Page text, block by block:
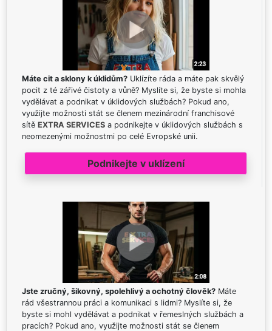
Máte cit a sklony k úklidům? Uklízíte ráda a máte pak skvělý
pocit z té zářivé čistoty a vůně? Myslíte si, že byste si mohla
vydělávat a podnikat v úklidových službách? Pokud ano,
využijte možnosti stát se členem mezinárodní franchisové
sítě EXTRA SERVICES a podnikejte v úklidových službách s
neomezenými možnostmi po celé Evropské unii.
Podnikejte v uklízení
Jste zručný, šikovný, spolehlivý a ochotný člověk? Máte
rád všestrannou práci a komunikaci s lidmi? Myslíte si, že
byste si mohl vydělávat a podnikat v řemeslných službách a
pracích? Pokud ano, využijte možnosti stát se členem